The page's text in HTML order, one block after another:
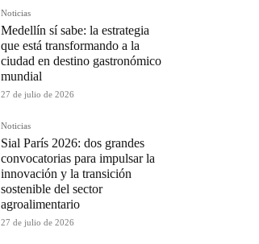
Noticias
Medellín sí sabe: la estrategia
que está transformando a la
ciudad en destino gastronómico
mundial
27 de julio de 2026
Noticias
Sial París 2026: dos grandes
convocatorias para impulsar la
innovación y la transición
sostenible del sector
agroalimentario
27 de julio de 2026